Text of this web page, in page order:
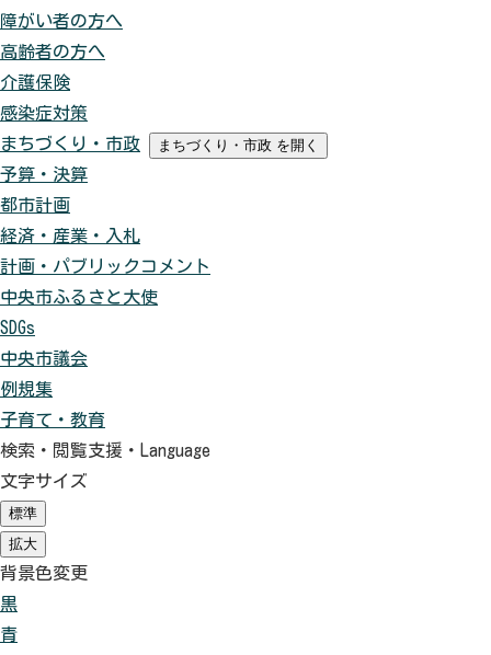
障がい者の方へ
高齢者の方へ
介護保険
感染症対策
まちづくり・市政
まちづくり・市政 を開く
予算・決算
都市計画
経済・産業・入札
計画・パブリックコメント
中央市ふるさと大使
SDGs
中央市議会
例規集
子育て・教育
検索・閲覧支援・
Language
文字サイズ
標準
期
状
態）
拡大
期
状
背景色変更
黒
青